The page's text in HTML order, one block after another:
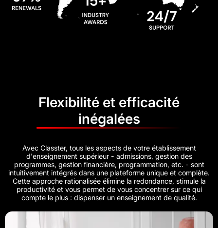
Flexibilité et efficacité
inégalées
Avec Classter, tous les aspects de votre établissement
d'enseignement supérieur - admissions, gestion des
programmes, gestion financière, programmation, etc. - sont
intuitivement intégrés dans une plateforme unique et complète.
Cette approche rationalisée élimine la redondance, stimule la
productivité et vous permet de vous concentrer sur ce qui
compte le plus : dispenser un enseignement de qualité.